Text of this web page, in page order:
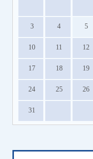
3 4 5
10 11 12
17 18 19
24 25 26
31